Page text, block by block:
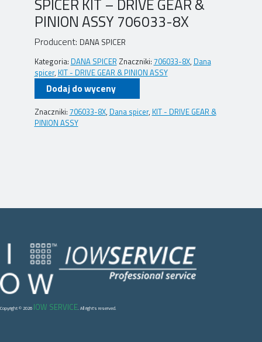
SPICER KIT – DRIVE GEAR &
PINION ASSY 706033-8X
Producent: DANA SPICER
Kategoria: DANA SPICER Znaczniki: 706033-8X, Dana
spicer, KIT - DRIVE GEAR & PINION ASSY
Dodaj do wyceny
Znaczniki: 706033-8X, Dana spicer, KIT - DRIVE GEAR &
PINION ASSY
Copyright © 2026 IOW SERVICE. All right's reserved.